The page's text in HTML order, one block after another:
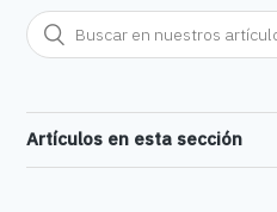
Artículos en esta sección